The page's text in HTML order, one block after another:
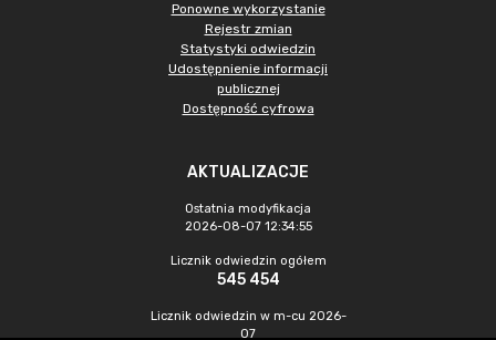
Ponowne wykorzystanie
Rejestr zmian
Statystyki odwiedzin
Udostępnienie informacji
publicznej
Dostępność cyfrowa
AKTUALIZACJE
Ostatnia modyfikacja
2026-08-07 12:34:55
Licznik odwiedzin ogółem
545 454
Licznik odwiedzin w m-cu 2026-
07